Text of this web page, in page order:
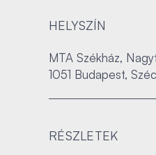
HELYSZÍN
MTA Székház,
1051 Budapest,
RÉSZLETEK